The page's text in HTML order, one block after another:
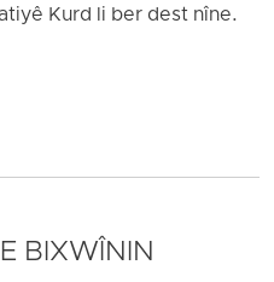
Kurd li ber dest nîne.
BIXWÎNIN